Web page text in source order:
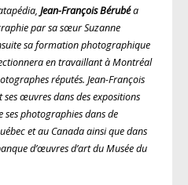
Jean-François Bérubéa
par sa sœur Suzanne
sa formation photographique
en travaillant à Montréal
réputés. Jean-François
œuvres dans des expositions
photographies dans de
et au Canada ainsi que dans
d’œuvres d’art du Musée du